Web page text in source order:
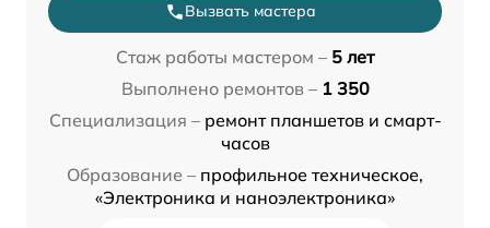
Вызвать мастера
Стаж работы мастером – 5 лет
Выполнено ремонтов – 1 350
Специализация – ремонт планшетов и смарт-
часов
Образование – профильное техническое,
«Электроника и наноэлектроника»